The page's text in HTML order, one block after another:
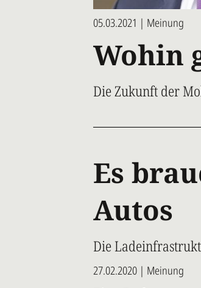
05.03.2021 | Meinung
Wohin
Die Zukunft der
Es
Autos
Die
27.02.2020 | Meinung